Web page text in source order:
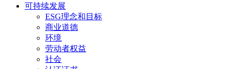
可持续发展
ESG理念和目标
商业道德
环境
劳动者权益
社会